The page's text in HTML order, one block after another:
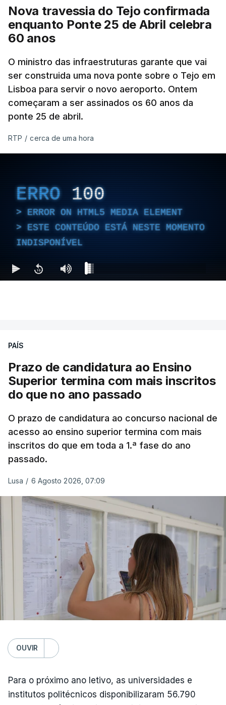
Nova travessia do Tejo confirmada
enquanto Ponte 25 de Abril celebra
60 anos
O ministro das infraestruturas garante que vai
ser construida uma nova ponte sobre o Tejo em
Lisboa para servir o novo aeroporto. Ontem
começaram a ser assinados os 60 anos da
ponte 25 de abril.
RTP / cerca de uma hora
ERRO 100
ERROR ON HTML5 MEDIA ELEMENT
ESTE CONTEÚDO ESTÁ NESTE MOMENTO
INDISPONÍVEL
PAÍS
Prazo de candidatura ao Ensino
Superior termina com mais inscritos
do que no ano passado
O prazo de candidatura ao concurso nacional de
acesso ao ensino superior termina com mais
inscritos do que em toda a 1.ª fase do ano
passado.
Lusa / 6 Agosto 2026, 07:09
OUVIR
Para o próximo ano letivo, as universidades e
institutos politécnicos disponibilizaram 56.790